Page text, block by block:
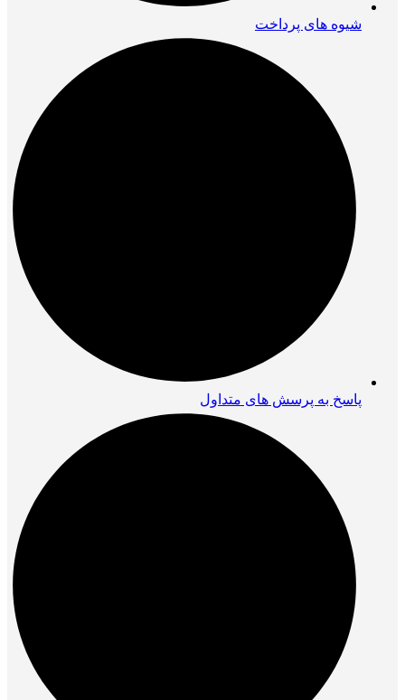
شیوه های پرداخت
پاسخ به پرسش های متداول